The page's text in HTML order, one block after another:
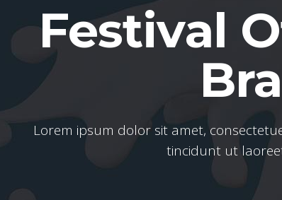
Festival
Lorem ipsum dolor sit amet,
tincidunt ut